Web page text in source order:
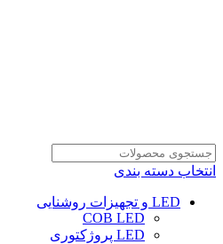
انتخاب دسته بندی
LED و تجهیزات روشنایی
COB LED
LED پروژکتوری